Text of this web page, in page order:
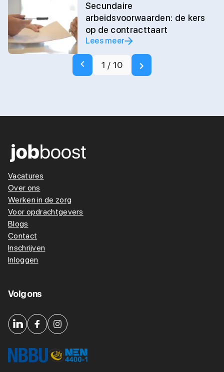
Secundaire
arbeidsvoorwaarden: de kers
op de contracttaart
Lees meer
1 / 10
Vacatures
Over ons
Werken in de zorg
Voor opdrachtgevers
Blogs
Contact
Inschrijven
Inloggen
Volg ons